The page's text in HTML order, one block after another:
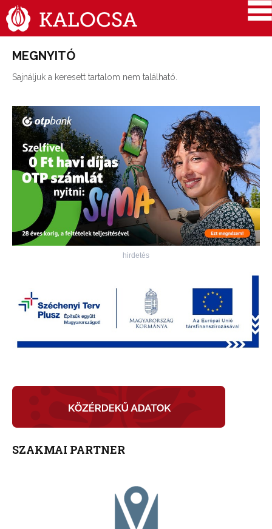
MEGNYITÓ
Sajnáljuk a keresett tartalom nem található.
hirdetés
SZAKMAI PARTNER